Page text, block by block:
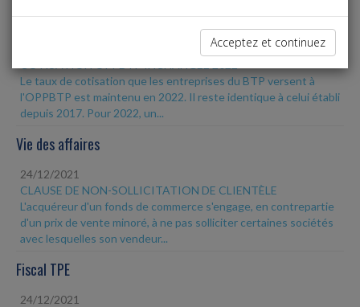
Social
Le taux de cotisation que les entreprises du BTP versent à
l'OPPBTP est maintenu en 2022. Il reste identique à celui établi
depuis 2017. Pour 2022, un...
Vie des affaires
24/12/2021
CLAUSE DE NON-SOLLICITATION DE CLIENTÈLE
L'acquéreur d'un fonds de commerce s'engage, en contrepartie
d'un prix de vente minoré, à ne pas solliciter certaines sociétés
avec lesquelles son vendeur...
Fiscal TPE
24/12/2021
Acceptez et continuez